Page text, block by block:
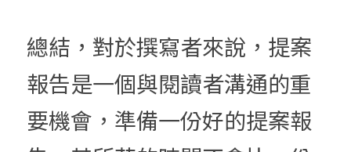
總結，對於撰寫者來說，提案
報告是一個與閱讀者溝通的重
要機會， 準備一份好的提案報